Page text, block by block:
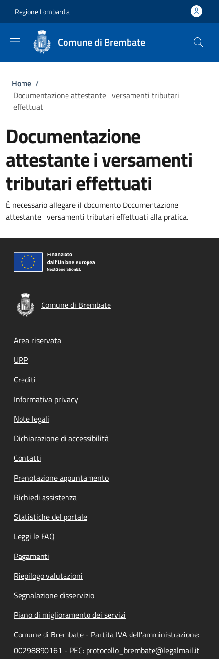
Regione Lombardia
Comune di Brembate
Briciole di pane
Home /
Documentazione attestante i versamenti tributari
effettuati
Documentazione
attestante i versamenti
tributari effettuati
È necessario allegare il documento Documentazione
attestante i versamenti tributari effettuati alla pratica.
Comune di Brembate
Footer menu
Area riservata
URP
Crediti
Informativa privacy
Note legali
Dichiarazione di accessibilità
Contatti
Prenotazione appuntamento
Richiedi assistenza
Statistiche del portale
Leggi le FAQ
Pagamenti
Riepilogo valutazioni
Segnalazione disservizio
Piano di miglioramento dei servizi
Comune di Brembate - Partita IVA dell'amministrazione:
00298890161 - PEC: protocollo_brembate@legalmail.it